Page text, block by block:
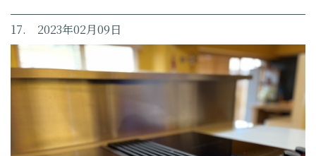
17. 2023年02月09日